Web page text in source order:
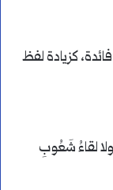
كزيادة لفظ
لقاءُ شَعُوبِ